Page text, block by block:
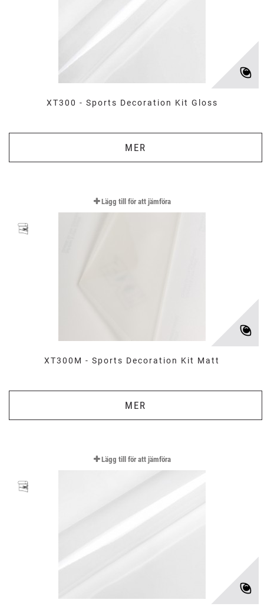
XT300 - Sports Decoration Kit Gloss
MER
XT300M - Sports Decoration Kit Matt
MER
Lägg till för att jämföra
Lägg till för att jämföra